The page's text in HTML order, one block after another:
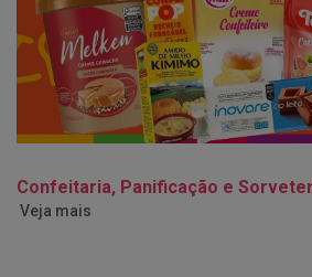
Confeitaria, Panificação e
Veja mais